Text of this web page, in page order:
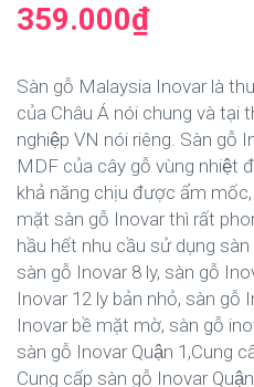
359.000₫
Sàn gỗ Malaysia Inovar là
của Châu Á nói chung và tại
nghiệp VN nói riêng. Sàn gỗ
MDF của cây gỗ vùng nhiệt
khả năng chịu được ẩm
mặt sàn gỗ Inovar thì rất
hầu hết nhu cầu sử dụng
sàn gỗ Inovar 8 ly, sàn gỗ
Inovar 12 ly bản nhỏ, sàn gỗ
Inovar bề mặt mờ, sàn gỗ
sàn gỗ Inovar Quận 1,Cung
Cung cấp sàn gỗ Inovar